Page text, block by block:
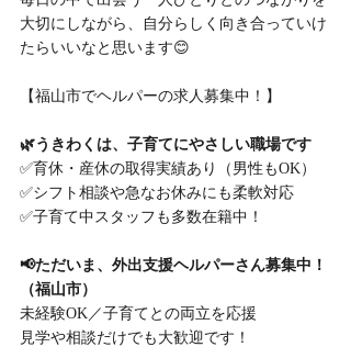
大切にしながら、自分らしく向き合っていけ
たらいいなと思います😊
【福山市でヘルパーの求人募集中！】
🌿うきわくは、子育てにやさしい職場です
✅育休・産休の取得実績あり（男性もOK）
✅シフト相談や急なお休みにも柔軟対応
✅子育て中スタッフも多数在籍中！
📢ただいま、外出支援ヘルパーさん募集中！
（福山市）
未経験OK／子育てとの両立を応援
見学や相談だけでも大歓迎です！